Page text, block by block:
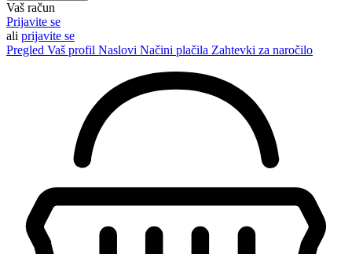
Vaš račun
Prijavite se
ali prijavite se
Pregled Vaš profil Naslovi Načini plačila Zahtevki za naročilo